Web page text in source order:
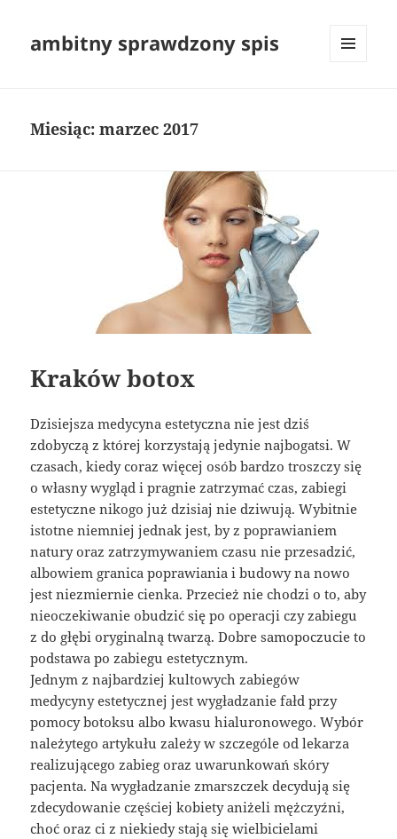
ambitny sprawdzony spis
Miesiąc:marzec 2017
Kraków botox
Dzisiejsza medycyna estetyczna nie jest dziś
zdobyczą z której korzystają jedynie najbogatsi. W
czasach, kiedy coraz więcej osób bardzo troszczy się
o własny wygląd i pragnie zatrzymać czas, zabiegi
estetyczne nikogo już dzisiaj nie dziwują. Wybitnie
istotne niemniej jednak jest, by z poprawianiem
natury oraz zatrzymywaniem czasu nie przesadzić,
albowiem granica poprawiania i budowy na nowo
jest niezmiernie cienka. Przecież nie chodzi o to, aby
nieoczekiwanie obudzić się po operacji czy zabiegu
z do głębi oryginalną twarzą. Dobre samopoczucie to
podstawa po zabiegu estetycznym.
Jednym z najbardziej kultowych zabiegów
medycyny estetycznej jest wygładzanie fałd przy
pomocy botoksu albo kwasu hialuronowego. Wybór
należytego artykułu zależy w szczególe od lekarza
realizującego zabieg oraz uwarunkowań skóry
pacjenta. Na wygładzanie zmarszczek decydują się
zdecydowanie częściej kobiety aniżeli mężczyźni,
choć oraz ci z niekiedy stają się wielbicielami